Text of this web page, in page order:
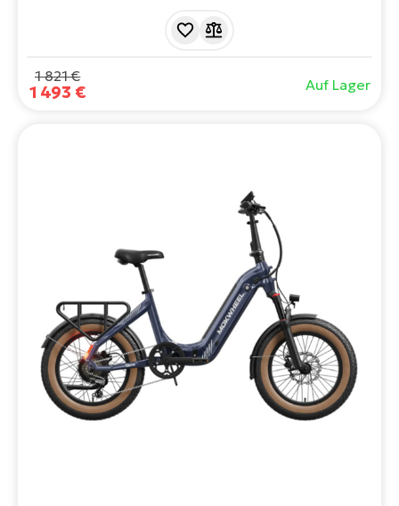
wird Sie sicher überraschen und bietet eine Reichweite
Holzplattform sorgt für einen originellen Look.
1 821 €
1 493 € Auf Lager